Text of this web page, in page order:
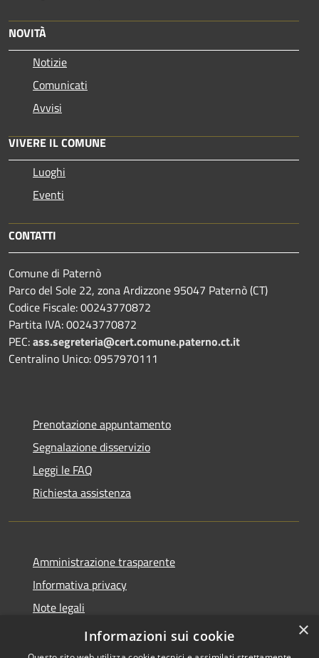
NOVITÀ
Notizie
Comunicati
Avvisi
VIVERE IL COMUNE
Luoghi
Eventi
CONTATTI
Comune di Paternò
Parco del Sole 22, zona Ardizzone 95047 Paternò (CT)
Codice Fiscale: 00243770872
Partita IVA: 00243770872
PEC:ass.segreteria@cert.comune.paterno.ct.it
Centralino Unico: 0957970111
Prenotazione appuntamento
Segnalazione disservizio
Leggi le FAQ
Richiesta assistenza
Amministrazione trasparente
Informativa privacy
Note legali
Dichiarazione di accessibilità
×
Informazioni sui cookie